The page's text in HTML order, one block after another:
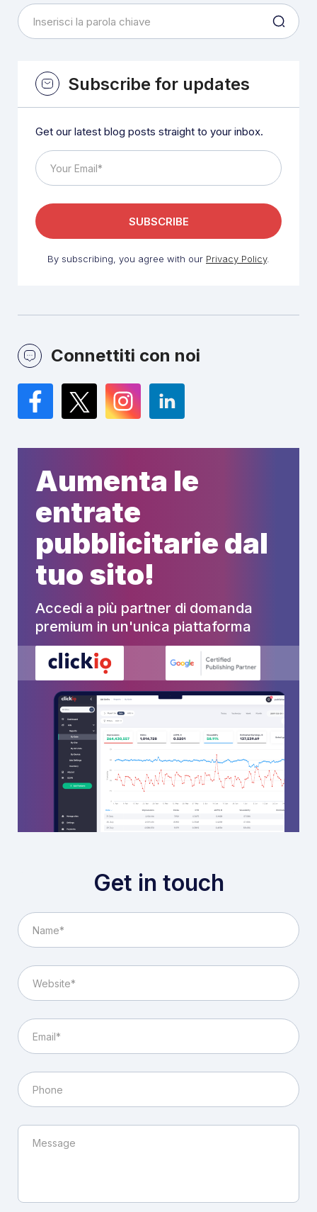
Subscribe for updates
Get our latest blog posts straight to your inbox.
By subscribing, you agree with our Privacy Policy.
Connettiti con noi
Facebook
TwitterInstagramLinkedIn
Aumenta le
entrate
pubblicitarie dal
tuo sito!
Accedi a più partner di domanda
premium in un'unica piattaforma
Get in touch